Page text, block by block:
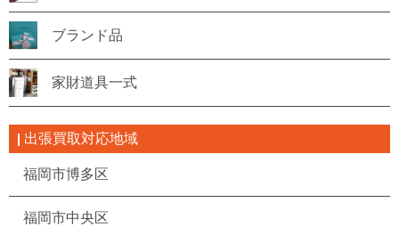
ブランド品
家財道具一式
出張買取対応地域
福岡市博多区
福岡市中央区